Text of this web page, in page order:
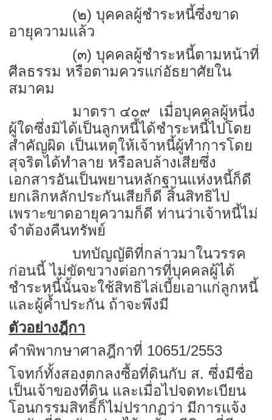
(๒) บุคคลผู้ชำระหนี้ซึ่งขาด
อายุความแล้ว
(๓) บุคคลผู้ชำระหนี้ตามหน้าที่
ศีลธรรม หรือตามควรแก่อัธยาศัยใน
สมาคม
มาตรา ๔๐๙ เมื่อบุคคลผู้หนึ่ง
ผู้ใดซึ่งมิได้เป็นลูกหนี้ได้ชำระหนี้ไปโดย
สำคัญผิด เป็นเหตุให้เจ้าหนี้ผู้ทำการโดย
สุจริตได้ทำลาย หรือลบล้างเสียซึ่ง
เอกสารอันเป็นพยานหลักฐานแห่งหนี้ก็ดี
ยกเลิกหลักประกันเสียก็ดี สิ้นสิทธิไป
เพราะขาดอายุความก็ดี ท่านว่าเจ้าหนี้ไม่
จำต้องคืนทรัพย์
บทบัญญัติที่กล่าวมาในวรรค
ก่อนนี้ ไม่ขัดขวางต่อการที่บุคคลผู้ได้
ชำระหนี้นั้นจะใช้สิทธิไล่เบี้ยเอาแก่ลูกหนี้
และผู้ค้ำประกัน ถ้าจะพึงมี
ตัวอย่างฎีกา
คำพิพากษาศาลฎีกาที่ 10651/2553
โจทก์ทั้งสองตกลงซื้อที่ดินกับ ส. ซึ่งมีชื่อ
เป็นเจ้าของที่ดิน และเมื่อไปจดทะเบียน
โอนกรรมสิทธิ์ก็ไม่ปรากฏว่า มีการแจ้ง